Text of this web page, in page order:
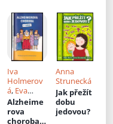
Iva
Holmerov
á, Eva
Jarolímová
Helena
Nováková
Alzheime
rova
choroba v
Anna
Strunecká
Jak přežít
dobu
jedovou?